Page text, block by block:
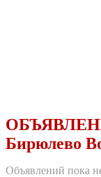
Бирюлево
Объявлений пока